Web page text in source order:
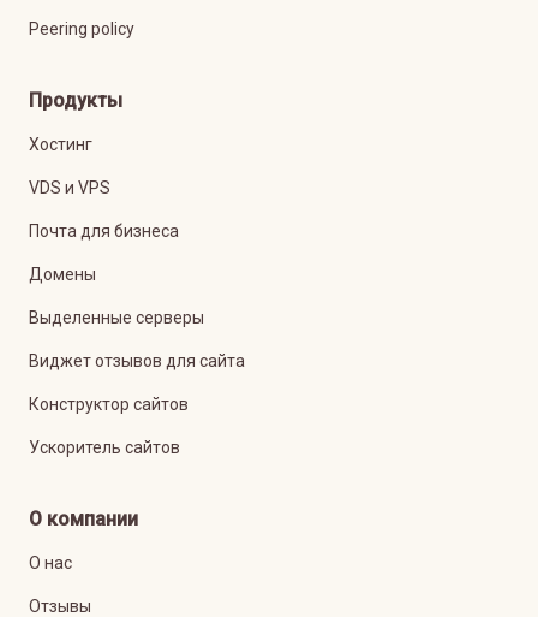
Peering policy
Продукты
Хостинг
VDS и VPS
Почта для бизнеса
Домены
Выделенные серверы
Виджет отзывов для сайта
Конструктор сайтов
Ускоритель сайтов
О компании
О нас
Отзывы